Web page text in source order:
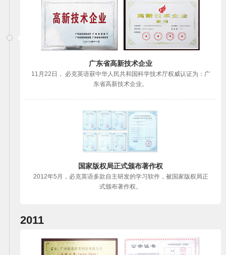
广东省高新技术企业
11月22日， 必克英语获中华人民共和国科学技术厅权威认证为：广
东省高新技术企业。
国家版权局正式颁布著作权
2012年5月，必克英语多款自主研发的学习软件，被国家版权局正
式颁布著作权。
2011